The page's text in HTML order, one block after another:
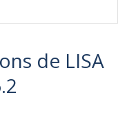
de LISA